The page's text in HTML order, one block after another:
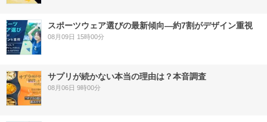
スポーツウェア選びの最新傾向―約7割がデザイン重視
08月09日 15時00分
サプリが続かない本当の理由は？本音調査
08月06日 9時00分